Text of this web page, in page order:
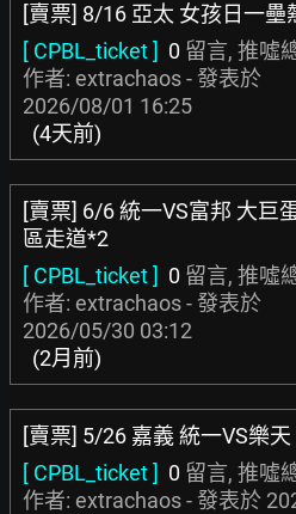
[賣票] 8/16 亞太 女孩日一壘
[ CPBL_ticket ] 0 留言, 推噓
作者: extrachaos - 發表於
2026/08/01 16:25
(4天前)
[賣票] 6/6 統一VS富邦 大巨
區走道*2
[ CPBL_ticket ] 0 留言, 推噓
作者: extrachaos - 發表於
2026/05/30 03:12
(2月前)
[賣票] 5/26 嘉義 統一VS樂
[ CPBL_ticket ] 0 留言, 推噓
作者: extrachaos - 發表於